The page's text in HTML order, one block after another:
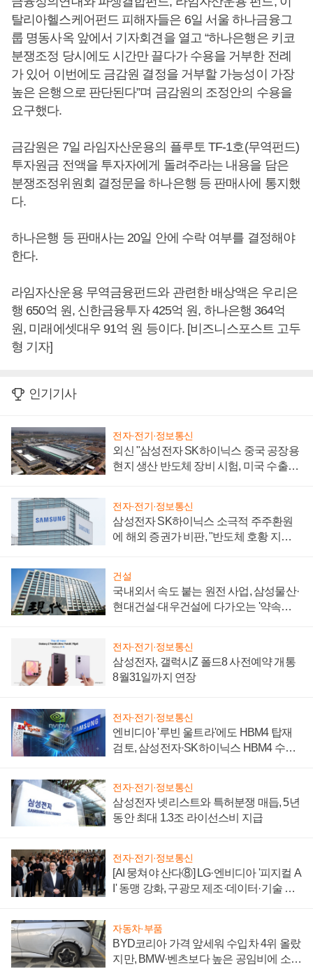
탈리아헬스케어펀드 피해자들은 6일 서울 하나금융그
룹 명동사옥 앞에서 기자회견을 열고 “하나은행은 키코
분쟁조정 당시에도 시간만 끌다가 수용을 거부한 전례
가 있어 이번에도 금감원 결정을 거부할 가능성이 가장
높은 은행으로 판단된다”며 금감원의 조정안의 수용을
요구했다.
금감원은 7일 라임자산운용의 플루토 TF-1호(무역펀드)
투자원금 전액을 투자자에게 돌려주라는 내용을 담은
분쟁조정위원회 결정문을 하나은행 등 판매사에 통지했
다.
하나은행 등 판매사는 20일 안에 수락 여부를 결정해야
한다.
라임자산운용 무역금융펀드와 관련한 배상액은 우리은
행 650억 원, 신한금융투자 425억 원, 하나은행 364억
원, 미래에셋대우 91억 원 등이다. [비즈니스포스트 고두
형 기자]
인기기사
전자·전기·정보통신
외신 "삼성전자 SK하이닉스 중국 공장용
현지 생산 반도체 장비 시험, 미국 수출통
전자·전기·정보통신
삼성전자 SK하이닉스 소극적 주주환원
에 해외 증권가 비판, "반도체 호황 지속
건설
국내외서 속도 붙는 원전 사업, 삼성물산·
현대건설·대우건설에 다가오는 '약속의
전자·전기·정보통신
삼성전자, 갤럭시Z 폴드8 사전예약 개통
8월31일까지 연장
전자·전기·정보통신
엔비디아 '루빈 울트라'에도 HBM4 탑재
검토, 삼성전자·SK하이닉스 HBM4 수율
전자·전기·정보통신
삼성전자 넷리스트와 특허분쟁 매듭, 5년
동안 최대 1.3조 라이선스비 지급
전자·전기·정보통신
[AI 뭉쳐야 산다⑧] LG·엔비디아 '피지컬 A
I' 동맹 강화, 구광모 제조·데이터·기술 결
자동차·부품
BYD코리아 가격 앞세워 수입차 4위 올랐
지만, BMW·벤츠보다 높은 공임비에 소비